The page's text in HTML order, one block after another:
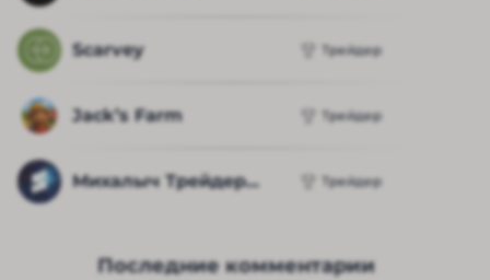
Scarvey Трейдер
Jack’s Farm Трейдер
Михалыч Трейдер... Трейдер
Последние комментарии